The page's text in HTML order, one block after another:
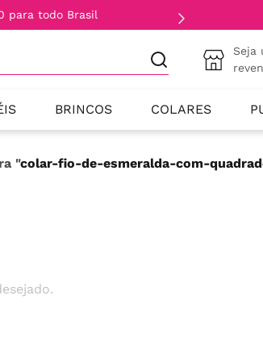
para todo Brasil
Seja
BRINCOS COLARES
"colar-fio-de-esmeralda-com-